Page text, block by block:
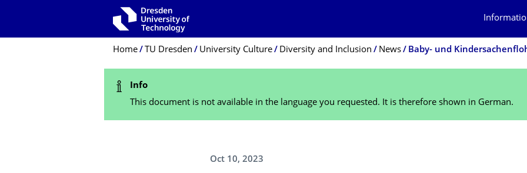
Breadcrumb Menu
Home TU Dresden University Culture Diversity and Inclusion News Baby- und
Status Message
Info
This document is not available in the language you requested. It is therefore shown in German.
Oct 10, 2023